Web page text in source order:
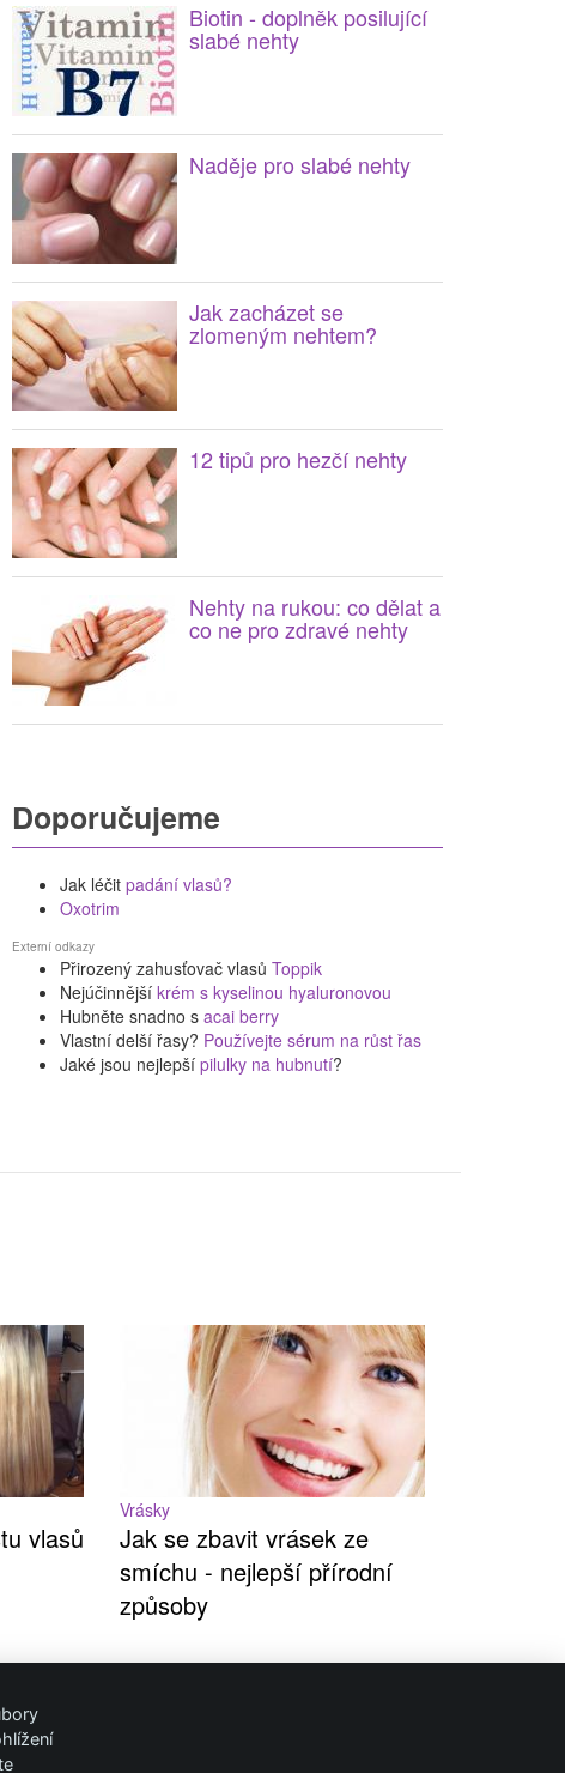
Biotin - doplněk posilující
slabé nehty
Naděje pro slabé nehty
Jak zacházet se
zlomeným nehtem?
12 tipů pro hezčí nehty
Nehty na rukou: co dělat a
co ne pro zdravé nehty
Doporučujeme
Jak léčit padání vlasů?
Oxotrim
Externí odkazy
Přirozený zahusťovač vlasů Toppik
Nejúčinnější krém s kyselinou hyaluronovou
Hubněte snadno s acai berry
Vlastní delší řasy? Používejte sérum na růst řas
Jaké jsou nejlepší pilulky na hubnutí?
vlasů
Vrásky
Jak se zbavit vrásek ze
smíchu - nejlepší přírodní
způsoby